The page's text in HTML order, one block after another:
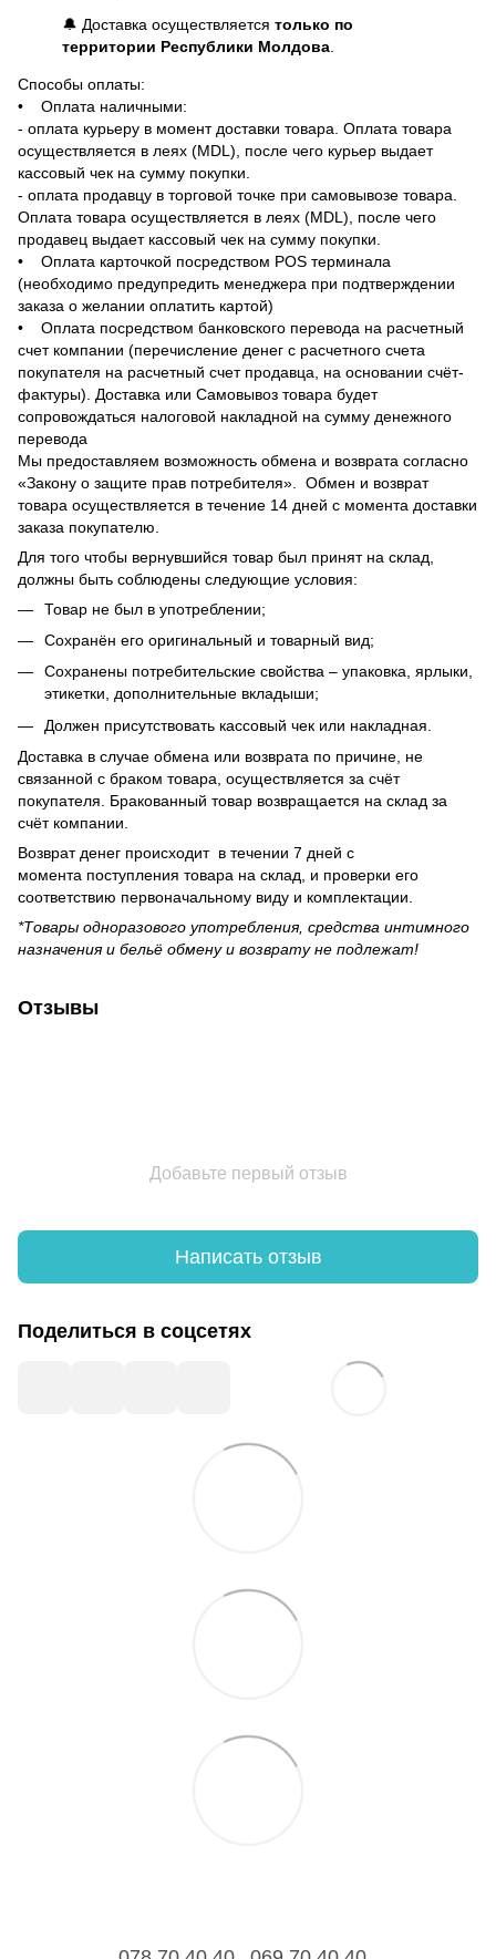
🔔 Доставка осуществляется только по
территории Республики Молдова
Способы оплаты:
• Оплата наличными:
- оплата курьеру в момент доставки товара. Оплата товара
осуществляется в леях (MDL), после чего курьер выдает
кассовый чек на сумму покупки.
- оплата продавцу в торговой точке при самовывозе товара.
Оплата товара осуществляется в леях (MDL), после чего
продавец выдает кассовый чек на сумму покупки.
• Оплата карточкой посредством POS терминала
(необходимо предупредить менеджера при подтверждении
заказа о желании оплатить картой)
• Оплата посредством банковского перевода на расчетный
счет компании (перечисление денег с расчетного счета
покупателя на расчетный счет продавца, на основании счёт-
фактуры). Доставка или Самовывоз товара будет
сопровождаться налоговой накладной на сумму денежного
перевода
Мы предоставляем возможность обмена и возврата согласно
«Закону о защите прав потребителя». Обмен и возврат
товара осуществляется в течение 14 дней с момента доставки
заказа покупателю.
Для того чтобы вернувшийся товар был принят на склад,
должны быть соблюдены следующие условия:
Товар не был в употреблении;
Сохранён его оригинальный и товарный вид;
Сохранены потребительские свойства – упаковка, ярлыки,
этикетки, дополнительные вкладыши;
Должен присутствовать кассовый чек или накладная.
Доставка в случае обмена или возврата по причине, не
связанной с браком товара, осуществляется за счёт
покупателя. Бракованный товар возвращается на склад за
счёт компании.
Возврат денег происходит в течении 7 дней с
момента поступления товара на склад, и проверки его
соответствию первоначальному виду и комплектации.
*Товары одноразового употребления, средства интимного
назначения и бельё обмену и возврату не подлежат!
Отзывы
Добавьте первый отзыв
Написать отзыв
Поделиться в соцсетях